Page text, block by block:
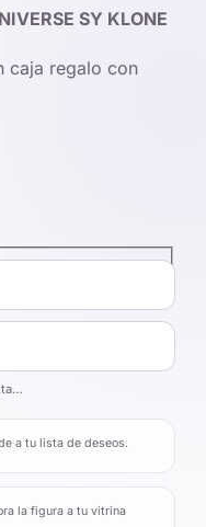
SY KLONE
caja regalo con
a tu lista de deseos.
la figura a tu vitrina